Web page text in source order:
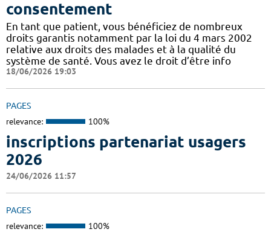
consentement
En tant que patient, vous bénéficiez de nombreux
droits garantis notamment par la loi du 4 mars 2002
relative aux droits des malades et à la qualité du
système de santé. Vous avez le droit d’être info
18/06/2026 19:03
PAGES
relevance: 100%
inscriptions partenariat usagers
2026
24/06/2026 11:57
PAGES
relevance: 100%